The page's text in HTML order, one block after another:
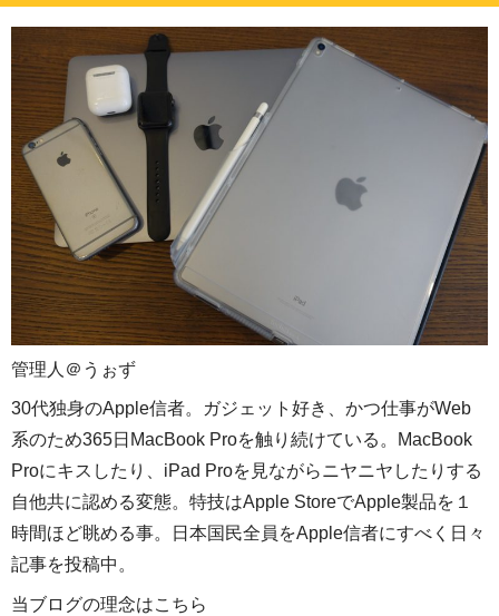
管理人＠うぉず
30代独身のApple信者。ガジェット好き、かつ仕事がWeb
系のため365日MacBook Proを触り続けている。MacBook
Proにキスしたり、iPad Proを見ながらニヤニヤしたりする
自他共に認める変態。特技はApple StoreでApple製品を１
時間ほど眺める事。日本国民全員をApple信者にすべく日々
記事を投稿中。
当ブログの理念はこちら